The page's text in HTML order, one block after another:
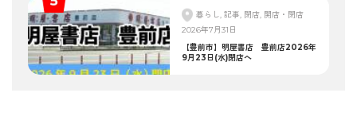
暮らし, 記事, 閉店, 開店・閉店
2026年7月31日
【豊前市】明屋書店 豊前店2026年
9月23日(水)閉店へ